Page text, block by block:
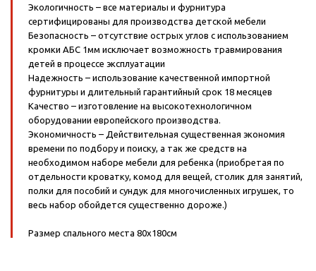
Экологичность – все материалы и фурнитура
сертифицированы для производства детской мебели
Безопасность – отсутствие острых углов с использованием
кромки АБС 1мм исключает возможность травмирования
детей в процессе эксплуатации
Надежность – использование качественной импортной
фурнитуры и длительный гарантийный срок 18 месяцев
Качество – изготовление на высокотехнологичном
оборудовании европейского производства.
Экономичность – Действительная существенная экономия
времени по подбору и поиску, а так же средств на
необходимом наборе мебели для ребенка (приобретая по
отдельности кроватку, комод для вещей, столик для занятий,
полки для пособий и сундук для многочисленных игрушек, то
весь набор обойдется существенно дороже.)
Размер спального места 80х180см